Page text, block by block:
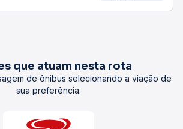
que atuam nesta rota
de ônibus selecionando a viação de
sua preferência.